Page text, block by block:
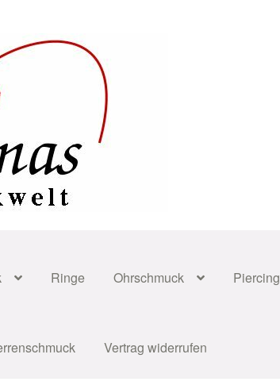
Ringe Ohrschmuck Piercing
Vertrag widerrufen